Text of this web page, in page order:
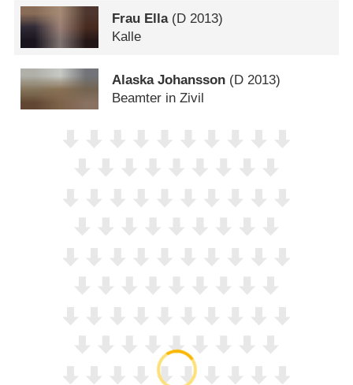
Frau Ella(D 2013)
Kalle
Alaska Johansson (D 2013)
Beamter in Zivil